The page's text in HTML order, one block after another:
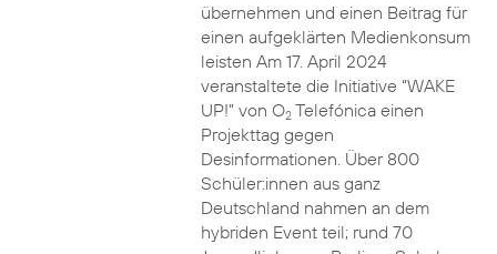
übernehmen und einen Beitrag für
einen aufgeklärten Medienkonsum
leisten Am 17. April 2024
veranstaltete die Initiative “WAKE
UP!” von O2Telefónica einen
Projekttag gegen
Desinformationen. Über 800
Schüler:innen aus ganz
Deutschland nahmen an dem
hybriden Event teil; rund 70